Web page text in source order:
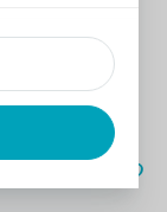
TOPへ戻る